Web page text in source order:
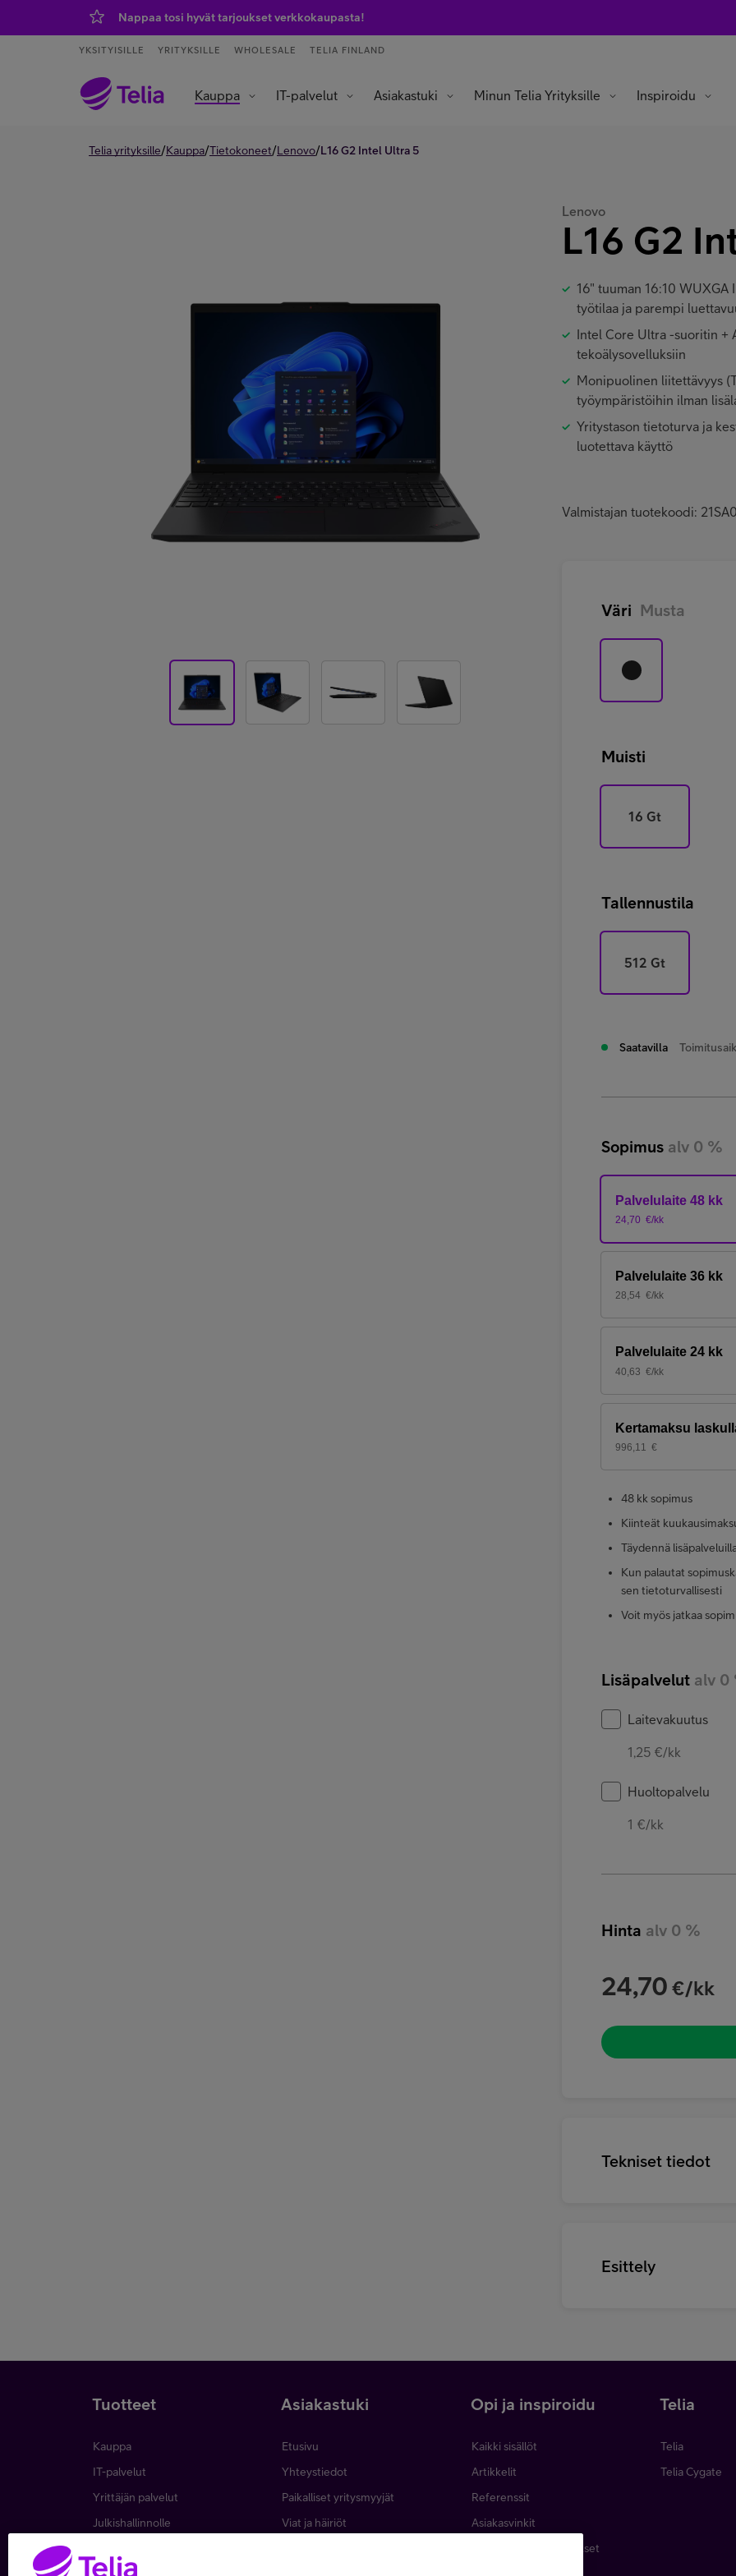
Nappaa tosi hyvät tarjoukset verkkokaupasta!
YKSITYISILLE YRITYKSILLE WHOLESALE TELIA FINLAND
Kauppa IT-palvelut Asiakastuki Minun Telia Yrityksille Inspiroidu
Telia yrityksille/Kauppa/Tietokoneet/Lenovo/L16 G2 Intel Ultra 5
Lenovo
L16 G2
16" tuuman 16:10
työtilaa ja parempi
Intel Core Ultra -suoritin +
tekoälysovelluksiin
Monipuolinen liitettävyys
työympäristöihin ilman
Yritystason tietoturva ja
luotettava käyttö
Valmistajan tuotekoodi:
Väri Musta
Muisti
16 Gt
Tallennustila
512 Gt
Saatavilla
Sopimus alv 0 %
Palvelulaite 48 kk
24,70 €/kk
Palvelulaite 36 kk
28,54 €/kk
Palvelulaite 24 kk
40,63 €/kk
Kertamaksu
996,11 €
48 kk sopimus
Kiinteät
Täydennä
Kun palautat
sen tietoturvallisesti
Voit myös jatkaa
Lisäpalvelut alv 0
Laitevakuutus
1,25 €/kk
Huoltopalvelu
1 €/kk
Hinta alv 0 %
24,70 €/kk
Tekniset tiedot
Esittely
Tuotteet
Kauppa
IT-palvelut
Yrittäjän palvelut
Julkishallinnolle
Asiakastuki
Etusivu
Yhteystiedot
Paikalliset yritysmyyjät
Viat ja häiriöt
Opi ja inspiroidu
Kaikki sisällöt
Artikkelit
Referenssit
Asiakasvinkit
Webinaarit ja koulutukset
Telia
Telia
Telia Cygate